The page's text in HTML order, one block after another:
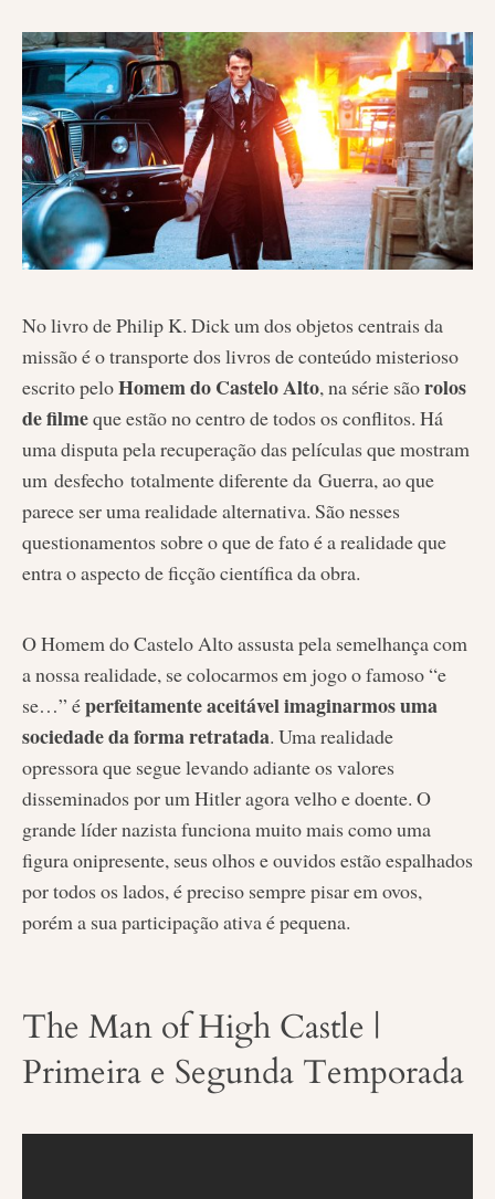
No livro de Philip K. Dick um dos objetos centrais da
missão é o transporte dos livros de conteúdo misterioso
escrito peloHomem do Castelo Alto, na série sãorolos
de filmeque estão no centro de todos os conflitos. Há
uma disputa pela recuperação das películas que mostram
um desfecho totalmente diferente da Guerra, ao que
parece ser uma realidade alternativa. São nesses
questionamentos sobre o que de fato é a realidade que
entra o aspecto de ficção científica da obra.
O Homem do Castelo Alto assusta pela semelhança com
a nossa realidade, se colocarmos em jogo o famoso “e
se…” éperfeitamente aceitável imaginarmos uma
sociedade da forma retratada. Uma realidade
opressora que segue levando adiante os valores
disseminados por um Hitler agora velho e doente. O
grande líder nazista funciona muito mais como uma
figura onipresente, seus olhos e ouvidos estão espalhados
por todos os lados, é preciso sempre pisar em ovos,
porém a sua participação ativa é pequena.
The Man of High Castle |
Primeira e Segunda Temporada